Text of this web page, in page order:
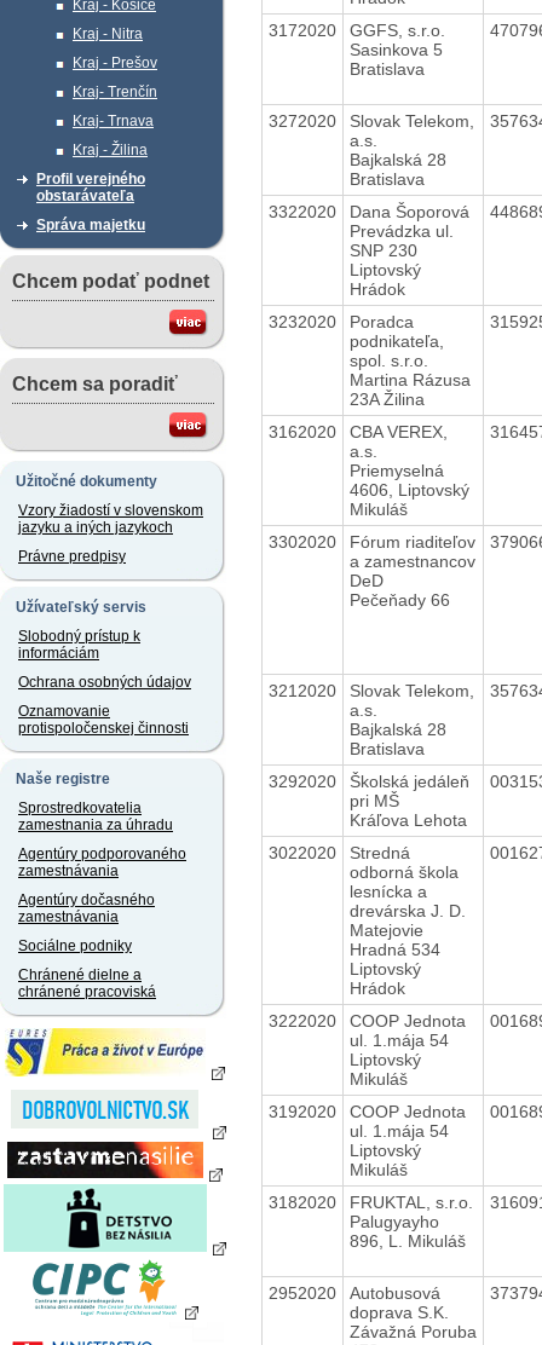
Kraj - Košice
Kraj - Nitra
Kraj - Prešov
Kraj- Trenčín
Kraj- Trnava
Kraj - Žilina
Profil verejného
obstarávateľa
Správa majetku
Chcem podať podnet
Chcem sa poradiť
Užitočné dokumenty
Vzory žiadostí v slovenskom
jazyku a iných jazykoch
Právne predpisy
Užívateľský servis
Slobodný prístup k
informáciám
Ochrana osobných údajov
Oznamovanie
protispoločenskej činnosti
Naše registre
Sprostredkovatelia
zamestnania za úhradu
Agentúry podporovaného
zamestnávania
Agentúry dočasného
zamestnávania
Sociálne podniky
Chránené dielne a
chránené pracoviská
3172020
GGFS, s.r.o.
Sasinkova 5
Bratislava
3272020
Slovak Telekom,
a.s.
Bajkalská 28
Bratislava
3322020
Dana Šoporová
Prevádzka ul.
SNP 230
Liptovský
Hrádok
3232020
Poradca
podnikateľa,
spol. s.r.o.
Martina Rázusa
23A Žilina
3162020
CBA VEREX,
a.s.
Priemyselná
4606, Liptovský
Mikuláš
3302020
Fórum riaditeľov
a zamestnancov
DeD
Pečeňady 66
3212020
Slovak Telekom,
a.s.
Bajkalská 28
Bratislava
3292020
Školská jedáleň
pri MŠ
Kráľova Lehota
3022020
Stredná
odborná škola
lesnícka a
drevárska J. D.
Matejovie
Hradná 534
Liptovský
Hrádok
3222020
COOP Jednota
ul. 1.mája 54
Liptovský
Mikuláš
3192020
COOP Jednota
ul. 1.mája 54
Liptovský
Mikuláš
3182020
FRUKTAL, s.r.o.
Palugyayho
896, L. Mikuláš
2952020
Autobusová
doprava S.K.
Závažná Poruba